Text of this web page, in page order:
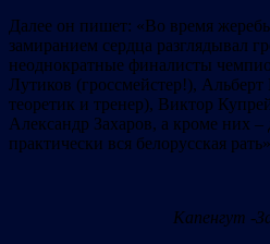
Далее он пишет: «Во время
замиранием сердца разглядывал
неоднократные финалисты
Лутиков (гроссмейстер!),
теоретик и тренер), Виктор
Александр Захаров, а кроме них –
практически вся белорусская
Капенгут -